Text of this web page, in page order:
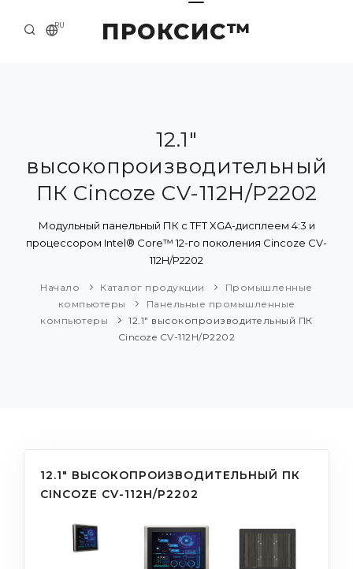
ПРОКСИС™
RU
ПРИМЕРЫ И РЕШЕНИЯ
КАТАЛОГ ПРОДУКЦИИ
ПРЕСС-ЦЕНТР
12.1"
высокопроизводительный
ПК Cincoze CV-112H/P2202
Модульный панельный ПК с TFT XGA-дисплеем 4:3 и
процессором Intel® Core™ 12-го поколения Cincoze CV-
112H/P2202
Начало Каталог продукции
Промышленные
компьютеры
Панельные промышленные
компьютеры
12.1" высокопроизводительный ПК
Cincoze CV-112H/P2202
12.1" ВЫСОКОПРОИЗВОДИТЕЛЬНЫЙ ПК
CINCOZE CV-112H/P2202